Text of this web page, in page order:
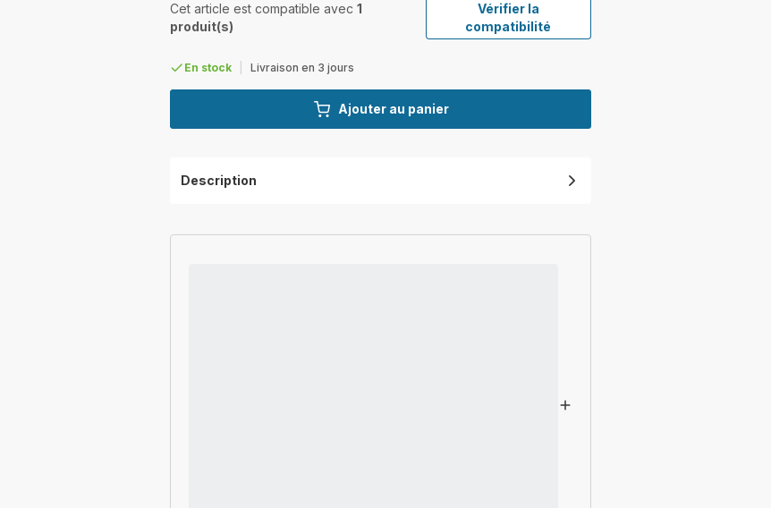
Cet article est compatible avec 1
produit(s)
Vérifier la
compatibilité
En stock Livraison en 3 jours
Ajouter au panier
Description